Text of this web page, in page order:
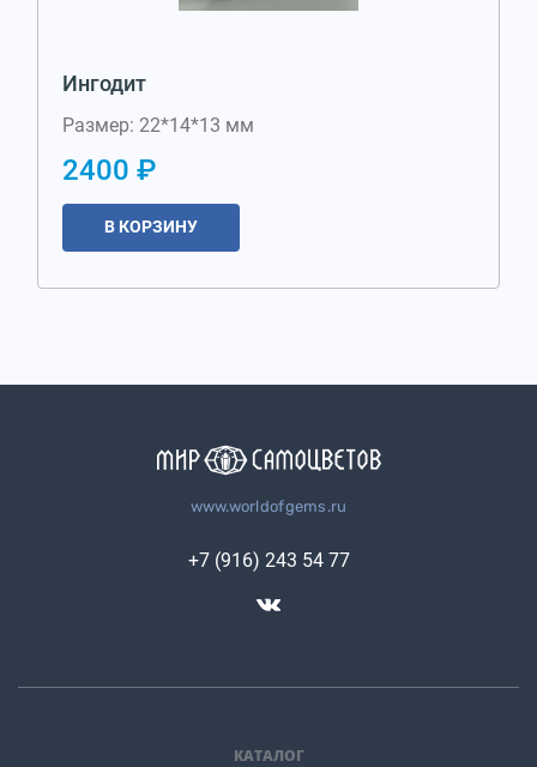
Ингодит
Размер: 22*14*13 мм
2400 ₽
В КОРЗИНУ
www.worldofgems.ru
КАТАЛОГ
+7 (916) 243 54 77